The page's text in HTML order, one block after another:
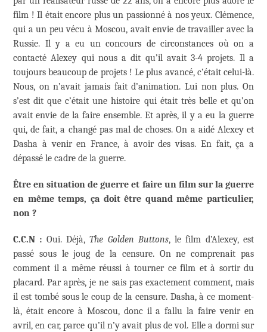
film ! Il était encore plus un passionné à nos yeux. Clémence,
qui a un peu vécu à Moscou, avait envie de travailler avec la
Russie. Il y a eu un concours de circonstances où on a
contacté Alexey qui nous a dit qu’il avait 3-4 projets. Il a
toujours beaucoup de projets ! Le plus avancé, c’était celui-là.
Nous, on n’avait jamais fait d’animation. Lui non plus. On
s’est dit que c’était une histoire qui était très belle et qu’on
avait envie de la faire ensemble. Et après, il y a eu la guerre
qui, de fait, a changé pas mal de choses. On a aidé Alexey et
Dasha à venir en France, à avoir des visas. En fait, ça a
dépassé le cadre de la guerre.
Être en situation de guerre et faire un film sur la guerre
en même temps, ça doit être quand même particulier,
non ?
C.C.N : Oui. Déjà,The Golden Buttons, le film d’Alexey, est
passé sous le joug de la censure. On ne comprenait pas
comment il a même réussi à tourner ce film et à sortir du
placard. Par après, je ne sais pas exactement comment, mais
il est tombé sous le coup de la censure. Dasha, à ce moment-
là, était encore à Moscou, donc il a fallu la faire venir en
avril, en car, parce qu’il n’y avait plus de vol. Elle a dormi sur